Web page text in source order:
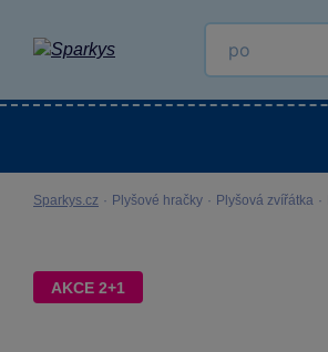
Sparkys.cz · Plyšové hračky · Plyšová zvířátka ·
AKCE 2+1